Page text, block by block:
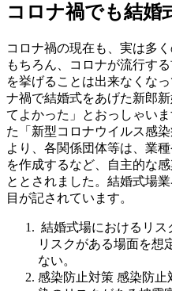
コロナ禍でも結婚
コロナ禍の現在も、実は多
もちろん、コロナが流行す
を挙げることは出来なくな
ナ禍で結婚式をあげた新郎
てよかった」とおっしゃい
た「新型コロナウイルス感
より、各関係団体等は、業
を作成するなど、自主的な
ととされました。結婚式場
目が記されています。
結婚式場におけるリ
リスクがある場面を想
ない。
感染防止対策 感染防